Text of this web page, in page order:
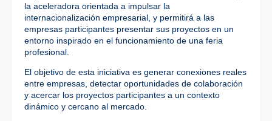
la aceleradora orientada a impulsar la
internacionalización empresarial, y permitirá a las
empresas participantes presentar sus proyectos en un
entorno inspirado en el funcionamiento de una feria
profesional.
El objetivo de esta iniciativa es generar conexiones reales
entre empresas, detectar oportunidades de colaboración
y acercar los proyectos participantes a un contexto
dinámico y cercano al mercado.